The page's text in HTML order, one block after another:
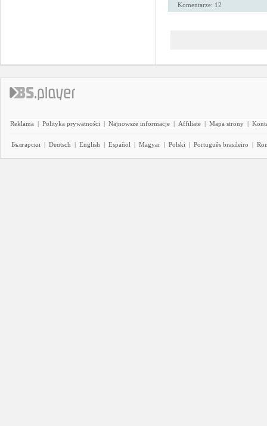
Komentarze: 12
Reklama | Polityka prywatności | Najnowsze informacje | Affiliate | Mapa strony |
Български | Deutsch | English | Español | Magyar | Polski | Português brasileiro |